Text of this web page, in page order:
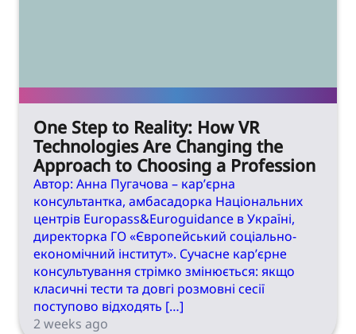
One Step to Reality: How VR
Technologies Are Changing the
Approach to Choosing a Profession
Автор: Анна Пугачова – кар’єрна
консультантка, амбасадорка Національних
центрів Europass&Euroguidance в Україні,
директорка ГО «Європейський соціально-
економічний інститут». Сучасне кар’єрне
консультування стрімко змінюється: якщо
класичні тести та довгі розмовні сесії
поступово відходять […]
2 weeks ago